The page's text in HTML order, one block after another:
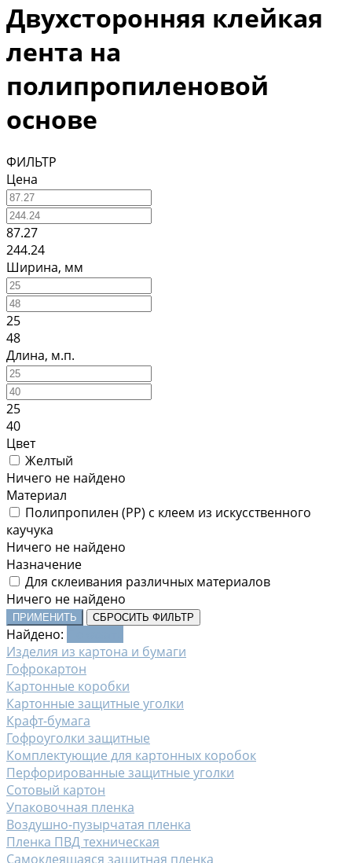
Двухсторонняя клейкая
лента на
полипропиленовой
основе
ФИЛЬТР
Цена
87.27
244.24
Ширина, мм
25
48
Длина, м.п.
25
40
Цвет
Желтый
Ничего не найдено
Материал
Полипропилен (PP) с клеем из искусственного
каучука
Ничего не найдено
Назначение
Для склеивания различных материалов
Ничего не найдено
ПРИМЕНИТЬ СБРОСИТЬ ФИЛЬТР
Найдено:
Изделия из картона и бумаги
Гофрокартон
Картонные коробки
Картонные защитные уголки
Крафт-бумага
Гофроуголки защитные
Комплектующие для картонных коробок
Перфорированные защитные уголки
Сотовый картон
Упаковочная пленка
Воздушно-пузырчатая пленка
Пленка ПВД техническая
Самоклеящаяся защитная пленка